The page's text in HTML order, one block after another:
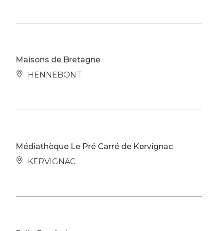
Maisons de Bretagne
HENNEBONT
Médiathèque Le Pré Carré de Kervignac
KERVIGNAC